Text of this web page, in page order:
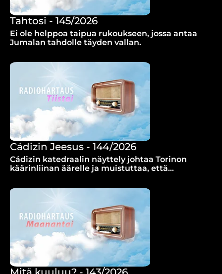
Tahtosi - 145/2026
Ei ole helppoa taipua rukoukseen, jossa antaa
Jumalan tahdolle täyden vallan.
Cádizin Jeesus - 144/2026
Cádizin katedraalin näyttely johtaa Torinon
käärinliinan äärelle ja muistuttaa, että
parantaa.